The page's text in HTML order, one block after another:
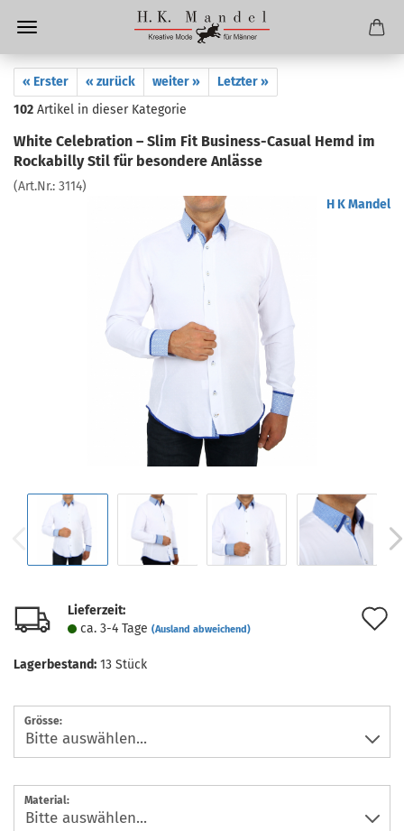
« Erster « zurück weiter »
Letzter »
102 Artikel in dieser Kategorie
White Celebration – Slim Fit Business-Casual Hemd im
Rockabilly Stil für besondere Anlässe
(Art.Nr.: 3114)
H K Mandel
Lieferzeit:
ca. 3-4 Tage (Ausland abweichend)
Lagerbestand: 13 Stück
Grösse:
Material: